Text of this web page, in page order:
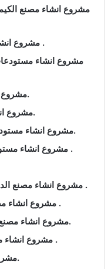
مشروع انشاء مصنع
مشروع انشاء مستودعات المناخ شركة الكليبي .
مشروع انشاء
مشروع انشاء مستودعات الموسى في جدة.
مشروع انشاء مركز الفقاس التجاري ( 1.2.3).
مشروع انشاء مستودعات الشيخ ابراهيم بن سعيدان جده.
مشروع انشاء مستودعات السلي شركة إبداعنا التجارية .
مشروع انشاء مصنع الدهان حسين الغامدي الصناعية الثالثة .
مشروع انشاء مصنع باعامر للكهرباء الصناعية الثانيه .
مشروع انشاء مصنع حديد في المدينة الصناعية في جدة.
مشروع انشاء محطة النسيم مكه شركة بيت الجوار .
مشروع انشاء محطة الحجاز مكه كيلو 10.